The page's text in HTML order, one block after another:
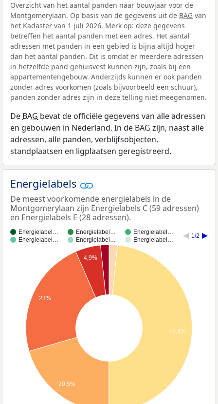
Overzicht van het aantal panden naar bouwjaar voor de
Montgomerylaan. Op basis van de gegevens uit de BAG van
het Kadaster van 1 juli 2026. Merk op: deze gegevens
betreffen het aantal panden met een adres. Het aantal
adressen met panden in een gebied is bijna altijd hoger
dan het aantal panden. Dit is omdat er meerdere adressen
in hetzelfde pand gehuisvest kunnen zijn, zoals bij een
appartementengebouw. Anderzijds kunnen er ook panden
zonder adres voorkomen (zoals bijvoorbeeld een schuur),
panden zonder adres zijn in deze telling niet meegenomen.
De BAG bevat de officiële gegevens van alle adressen
en gebouwen in Nederland. In de BAG zijn, naast alle
adressen, alle panden, verblijfsobjecten,
standplaatsen en ligplaatsen geregistreerd.
Energielabels
De meest voorkomende energielabels in de
Montgomerylaan zijn Energielabels C (59 adressen)
en Energielabels E (28 adressen).
Energielabel… Energielabel…
Energielabel…
Energielabel…
Energielabel… Energielabel…
1/2
4,9%
23%
20,5%
48,4%